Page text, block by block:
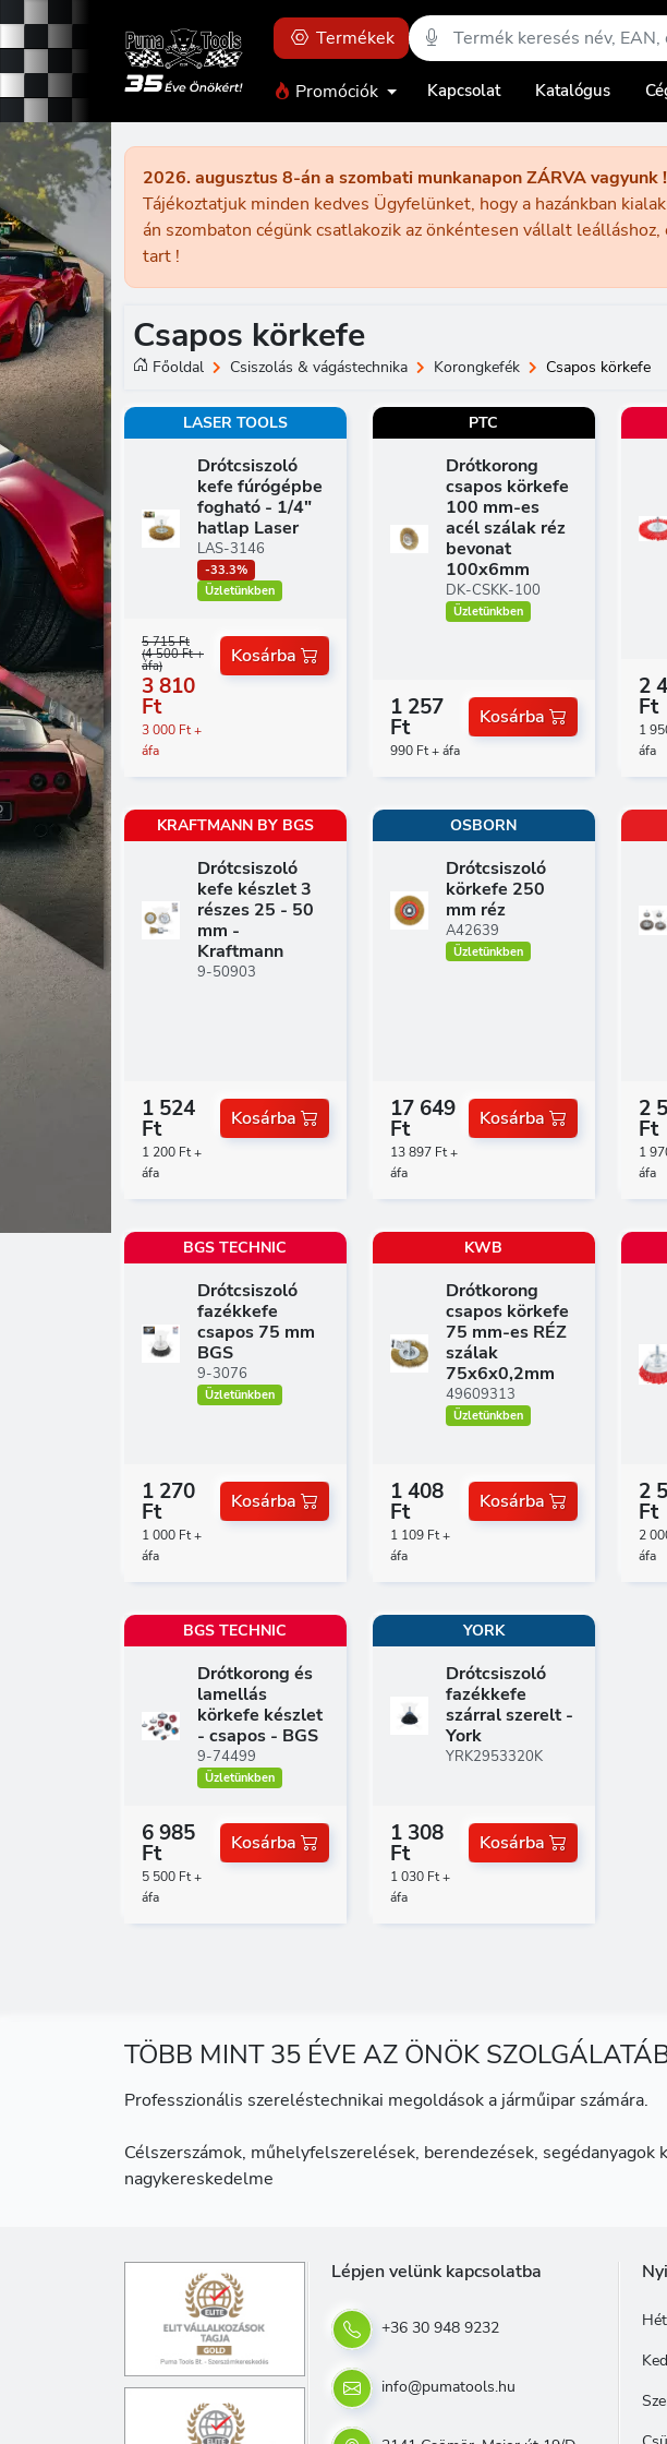
Termékek
Promóciók Kapcsolat Katalógus
2026. augusztus 8-án a szombati munkanapon ZÁRVA vagyunk !
Tájékoztatjuk minden kedves Ügyfelünket, hogy a hazánkban
án szombaton cégünk csatlakozik az önkéntesen vállalt
tart !
Csapos körkefe
Főoldal Csiszolás & vágástechnika Korongkefék Csapos körkefe
LASER TOOLS
Drótcsiszoló
kefe fúrógépbe
fogható - 1/4"
hatlap Laser
LAS-3146
-33.3%
Üzletünkben
5 715 Ft
(4 500 Ft +
áfa)
3 810
Ft
3 000 Ft +
áfa
Kosárba
PTC
Drótkorong
csapos körkefe
100 mm-es
acél szálak réz
bevonat
100x6mm
DK-CSKK-100
Üzletünkben
1 257
Ft
990 Ft + áfa
Kosárba
2
Ft
1
áfa
KRAFTMANN BY BGS
Drótcsiszoló
kefe készlet 3
részes 25 - 50
mm -
Kraftmann
9-50903
1 524
Ft
1 200 Ft +
áfa
Kosárba
OSBORN
Drótcsiszoló
körkefe 250
mm réz
A42639
Üzletünkben
17 649
Ft
13 897 Ft +
áfa
Kosárba 2
Ft
1
áfa
BGS TECHNIC
Drótcsiszoló
fazékkefe
csapos 75 mm
BGS
9-3076
Üzletünkben
1 270
Ft
1 000 Ft +
áfa
Kosárba
KWB
Drótkorong
csapos körkefe
75 mm-es RÉZ
szálak
75x6x0,2mm
49609313
Üzletünkben
1 408
Ft
1 109 Ft +
áfa
Kosárba 2
Ft
2
áfa
BGS TECHNIC
Drótkorong és
lamellás
körkefe készlet
- csapos - BGS
9-74499
Üzletünkben
6 985
Ft
5 500 Ft +
áfa
Kosárba
YORK
Drótcsiszoló
fazékkefe
szárral szerelt -
York
YRK2953320K
1 308
Ft
1 030 Ft +
áfa
Kosárba
TÖBB MINT 35 ÉVE AZ ÖNÖK
Professzionális szereléstechnikai megoldások a járműipar számára.
Célszerszámok, műhelyfelszerelések, berendezések, segédanyagok
nagykereskedelme
Lépjen velünk kapcsolatba
+36 30 948 9232
info@pumatools.hu